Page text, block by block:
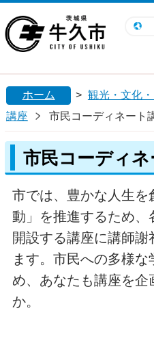
閉じる
ホーム > 観光・文化
講座
市民コーディネート
市民コーディ
市では、豊かな人生
動」を推進するため
開設する講座に講師
ます。市民への多様
め、あなたも講座を
か。